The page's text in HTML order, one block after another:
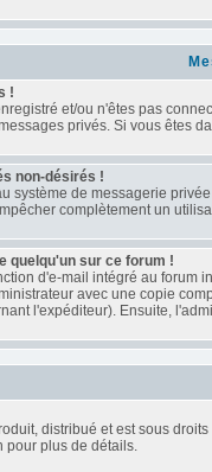
!
et/ou n'êtes pas
privés. Si vous êtes
non-désirés !
système de messagerie
complètement un
quelqu'un sur ce forum !
d'e-mail intégré au
avec une copie
l'expéditeur). Ensuite,
distribué et est sous
pour plus de détails.